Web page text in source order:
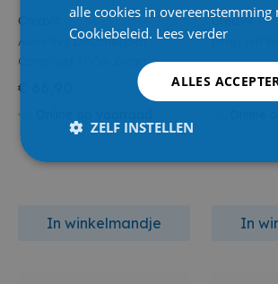
Creavit
Aloni Rvs Douchegoot
Compleet 70Cm Zwart
€ 66,90
In winkelmandje
Creavit
Drop Wit
€ 9,95
In
alle cookies in overeenstemming
Cookiebeleid. Lees verder
ALLES
ZELF INSTELLEN